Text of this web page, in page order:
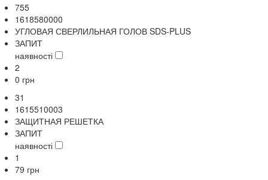
755
1618580000
УГЛОВАЯ СВЕРЛИЛЬНАЯ ГОЛОВ SDS-PLUS
ЗАПИТ
наявності
2
0 грн
31
1615510003
ЗАЩИТНАЯ РЕШЕТКА
ЗАПИТ
наявності
1
79 грн